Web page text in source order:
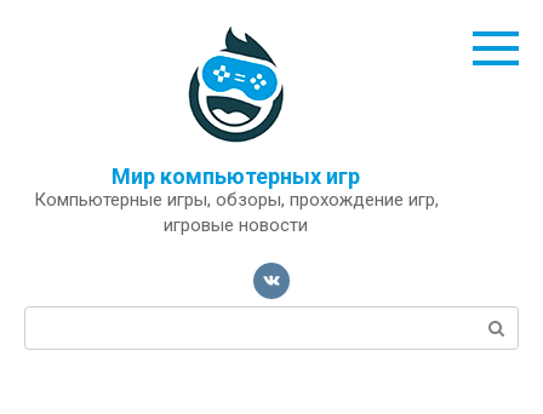
Мир компьютерных игр
Компьютерные игры, обзоры, прохождение игр,
игровые новости
Поиск: